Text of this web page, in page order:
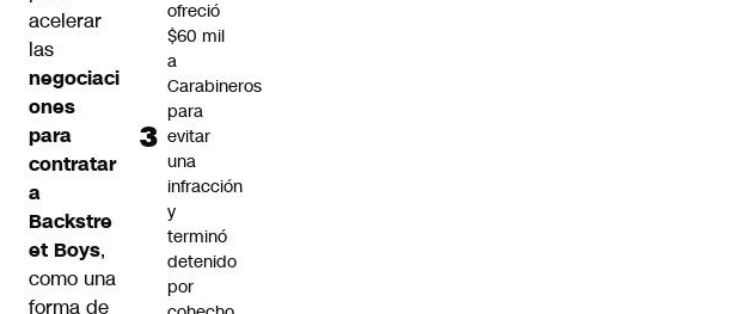
acelerar
las
negociaci
ones
para
contratar
a
Backstre
et Boys,
como una
forma de
ofreció
$60 mil
a
Carabineros
para
evitar
una
infracción
y
terminó
detenido
por